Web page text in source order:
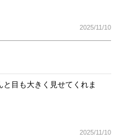
2025/11/10
目も大きく見せてくれま
2025/11/10